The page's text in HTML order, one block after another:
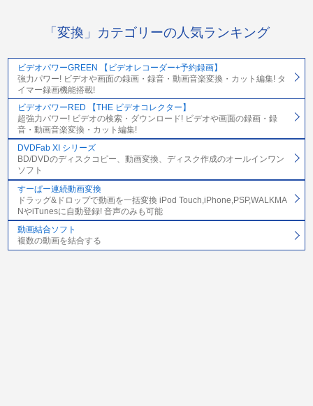
「変換」カテゴリーの人気ランキング
ビデオパワーGREEN 【ビデオレコーダー+予約録画】
強力パワー! ビデオや画面の録画・録音・動画音楽変換・カット編集! タ
イマー録画機能搭載!
ビデオパワーRED 【THE ビデオコレクター】
超強力パワー! ビデオの検索・ダウンロード! ビデオや画面の録画・録
音・動画音楽変換・カット編集!
DVDFab XI シリーズ
BD/DVDのディスクコピー、動画変換、ディスク作成のオールインワン
ソフト
すーぱー連続動画変換
ドラッグ&ドロップで動画を一括変換 iPod Touch,iPhone,PSP,WALKMA
NやiTunesに自動登録! 音声のみも可能
動画結合ソフト
複数の動画を結合する